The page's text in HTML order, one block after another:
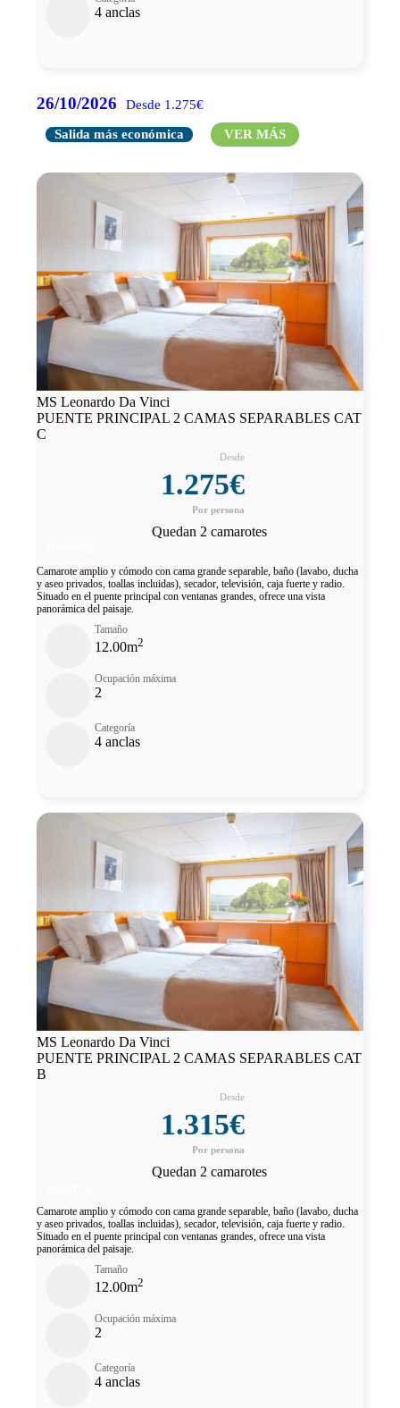
4 anclas
26/10/2026 Desde 1.275€
Salida más económica VER MÁS
MS Leonardo Da Vinci
PUENTE PRINCIPAL 2 CAMAS SEPARABLES CAT
C
1.275€
Quedan 2 camarotes
Camarote amplio y cómodo con cama grande separable, baño (lavabo, ducha
y aseo privados, toallas incluidas), secador, televisión, caja fuerte y radio.
Situado en el puente principal con ventanas grandes, ofrece una vista
panorámica del paisaje.
Tamaño
12.00m2
Ocupación máxima
2
Categoría
4 anclas
MS Leonardo Da Vinci
PUENTE PRINCIPAL 2 CAMAS SEPARABLES CAT
B
1.315€
Quedan 2 camarotes
Camarote amplio y cómodo con cama grande separable, baño (lavabo, ducha
y aseo privados, toallas incluidas), secador, televisión, caja fuerte y radio.
Situado en el puente principal con ventanas grandes, ofrece una vista
panorámica del paisaje.
Tamaño
12.00m2
Ocupación máxima
2
Categoría
4 anclas